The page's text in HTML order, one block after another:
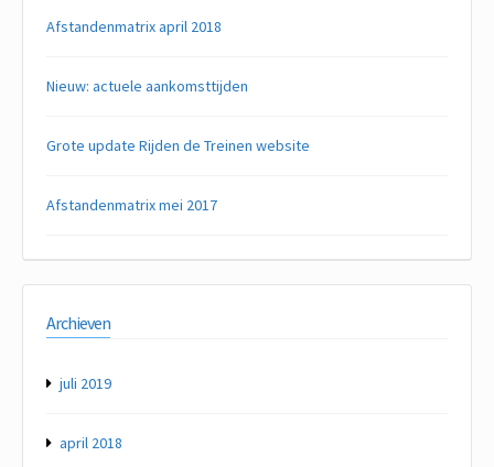
Afstandenmatrix april 2018
Nieuw: actuele aankomsttijden
Grote update Rijden de Treinen website
Afstandenmatrix mei 2017
Archieven
juli 2019
april 2018